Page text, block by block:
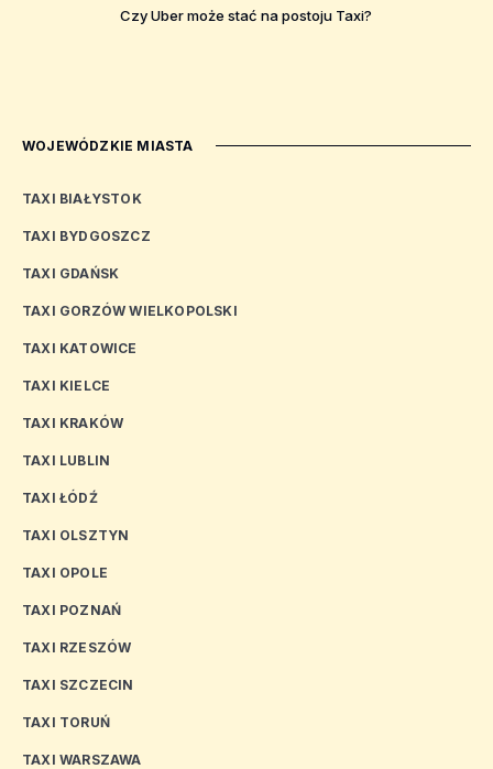
Czy Uber może stać na postoju Taxi?
WOJEWÓDZKIE MIASTA
TAXI BIAŁYSTOK
TAXI BYDGOSZCZ
TAXI GDAŃSK
TAXI GORZÓW WIELKOPOLSKI
TAXI KATOWICE
TAXI KIELCE
TAXI KRAKÓW
TAXI LUBLIN
TAXI ŁÓDŹ
TAXI OLSZTYN
TAXI OPOLE
TAXI POZNAŃ
TAXI RZESZÓW
TAXI SZCZECIN
TAXI TORUŃ
TAXI WARSZAWA